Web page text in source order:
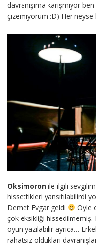
davranışıma karışmıyor
çizemiyorum :D) Her neyse
Oksimoron ile ilgili
hissettikleri yansıtılabilirdi
Demet Evgar geldi
Öyle
çok eksikliği hissedilmemiş.
oyun yazılabilir ayrıca…
rahatsız oldukları